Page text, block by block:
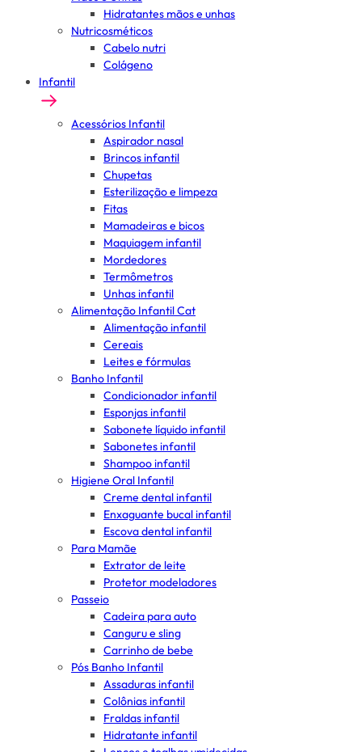
Hidratantes mãos e unhas
Nutricosméticos
Cabelo nutri
Colágeno
Infantil
Acessórios Infantil
Aspirador nasal
Brincos infantil
Chupetas
Esterilização e limpeza
Fitas
Mamadeiras e bicos
Maquiagem infantil
Mordedores
Termômetros
Unhas infantil
Alimentação Infantil Cat
Alimentação infantil
Cereais
Leites e fórmulas
Banho Infantil
Condicionador infantil
Esponjas infantil
Sabonete líquido infantil
Sabonetes infantil
Shampoo infantil
Higiene Oral Infantil
Creme dental infantil
Enxaguante bucal infantil
Escova dental infantil
Para Mamãe
Extrator de leite
Protetor modeladores
Passeio
Cadeira para auto
Canguru e sling
Carrinho de bebe
Pós Banho Infantil
Assaduras infantil
Colônias infantil
Fraldas infantil
Hidratante infantil